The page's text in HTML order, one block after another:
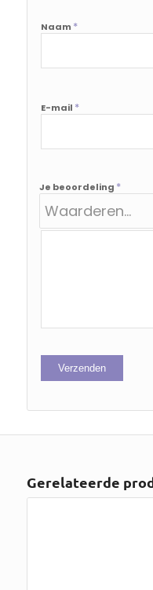
Naam *
E-mail *
Je beoordeling *
Gerelateerde